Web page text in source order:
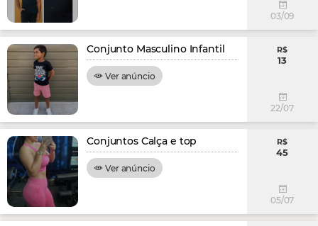
03/09
Conjunto Masculino Infantil
Ver anúncio
R$
13
22/07
Conjuntos Calça e top
Ver anúncio
R$
45
05/07